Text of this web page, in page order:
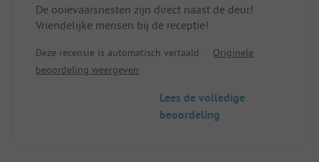
De ooievaarsnesten zijn direct naast de deur!
Vriendelijke mensen bij de receptie!
Deze recensie is automatisch vertaald.
Originele
beoordeling weergeven
Lees de volledige
beoordeling